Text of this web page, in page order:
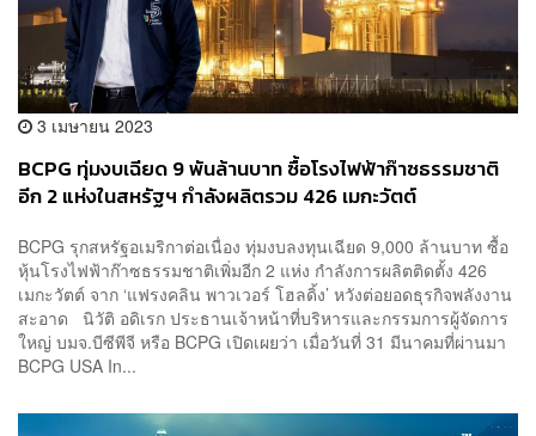
3 เมษายน 2023
BCPG ทุ่มงบเฉียด 9 พันล้านบาท ซื้อโรงไฟฟ้าก๊าซธรรมชาติ
อีก 2 แห่งในสหรัฐฯ กำลังผลิตรวม 426 เมกะวัตต์
BCPG รุกสหรัฐอเมริกาต่อเนื่อง ทุ่มงบลงทุนเฉียด 9,000 ล้านบาท ซื้อ
หุ้นโรงไฟฟ้าก๊าซธรรมชาติเพิ่มอีก 2 แห่ง กำลังการผลิตติดตั้ง 426
เมกะวัตต์ จาก ‘แฟรงคลิน พาวเวอร์ โฮลดิ้ง’ หวังต่อยอดธุรกิจพลังงาน
สะอาด นิวัติ อดิเรก ประธานเจ้าหน้าที่บริหารและกรรมการผู้จัดการ
ใหญ่ บมจ.บีซีพีจี หรือ BCPG เปิดเผยว่า เมื่อวันที่ 31 มีนาคมที่ผ่านมา
BCPG USA In...